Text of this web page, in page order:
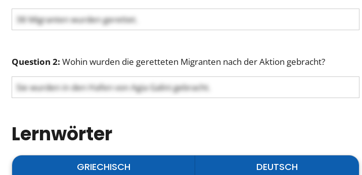
38 Migranten wurden gerettet.
Question 2: Wohin wurden die geretteten Migranten nach der Aktion gebracht?
Sie wurden in den Hafen von Agia Galini gebracht.
Lernwörter
GRIECHISCH DEUTSCH